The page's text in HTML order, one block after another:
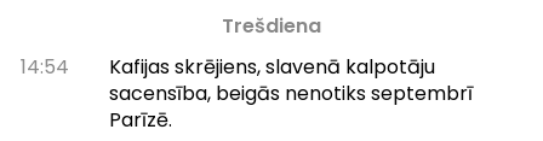
Trešdiena
14:54
Kafijas skrējiens, slavenā kalpotāju
sacensība, beigās nenotiks septembrī
Parīzē.